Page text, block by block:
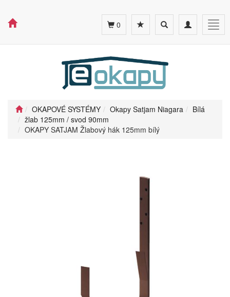
Toggle
navigation
Toggle
search
0
OKAPOVÉ SYSTÉMY Okapy Satjam Niagara
Bílá
žlab 125mm / svod 90mm
OKAPY SATJAM Žlabový hák 125mm bílý